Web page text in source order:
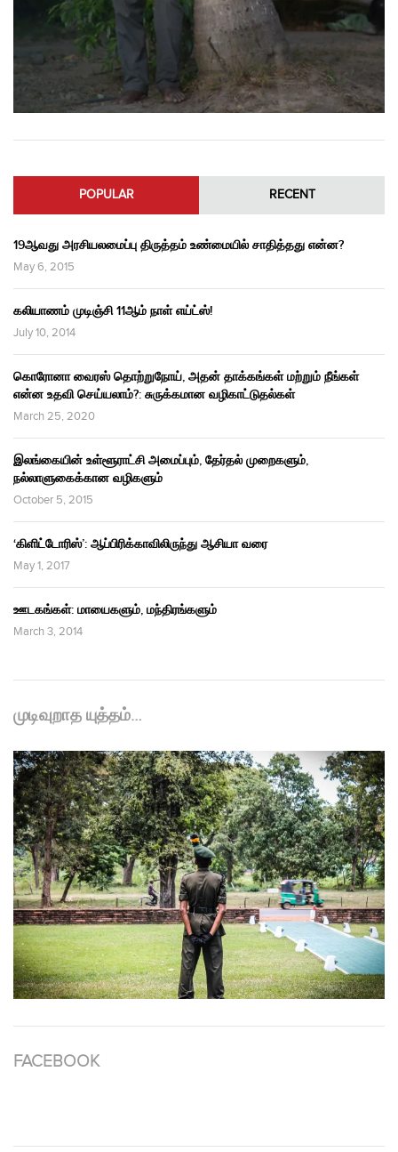
POPULAR RECENT
19ஆவது அரசியலமைப்பு திருத்தம் உண்மையில் சாதித்தது என்ன?
May 6, 2015
கலியாணம் முடிஞ்சி 11ஆம் நாள் எய்ட்ஸ்!
July 10, 2014
கொரோனா வைரஸ் தொற்றுநோய், அதன் தாக்கங்கள் மற்றும் நீங்கள்
என்ன உதவி செய்யலாம்?: சுருக்கமான வழிகாட்டுதல்கள்
March 25, 2020
இலங்கையின் உள்ளூராட்சி அமைப்பும், தேர்தல் முறைகளும்,
நல்லாளுகைக்கான வழிகளும்
October 5, 2015
‘கிளிட்டோரிஸ்’: ஆப்பிரிக்காவிலிருந்து ஆசியா வரை
May 1, 2017
ஊடகங்கள்: மாயைகளும், மந்திரங்களும்
March 3, 2014
முடிவுறாத யுத்தம்…
FACEBOOK